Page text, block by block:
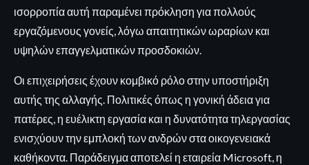
ισορροπία αυτή παραμένει πρόκληση για πολλούς
εργαζόμενους γονείς, λόγω απαιτητικών ωραρίων και
υψηλών επαγγελματικών προσδοκιών.
Οι επιχειρήσεις έχουν κομβικό ρόλο στην υποστήριξη
αυτής της αλλαγής. Πολιτικές όπως η γονική άδεια για
πατέρες, η ευέλικτη εργασία και η δυνατότητα τηλεργασίας
ενισχύουν την εμπλοκή των ανδρών στα οικογενειακά
καθήκοντα. Παράδειγμα αποτελεί η εταιρεία Microsoft, η